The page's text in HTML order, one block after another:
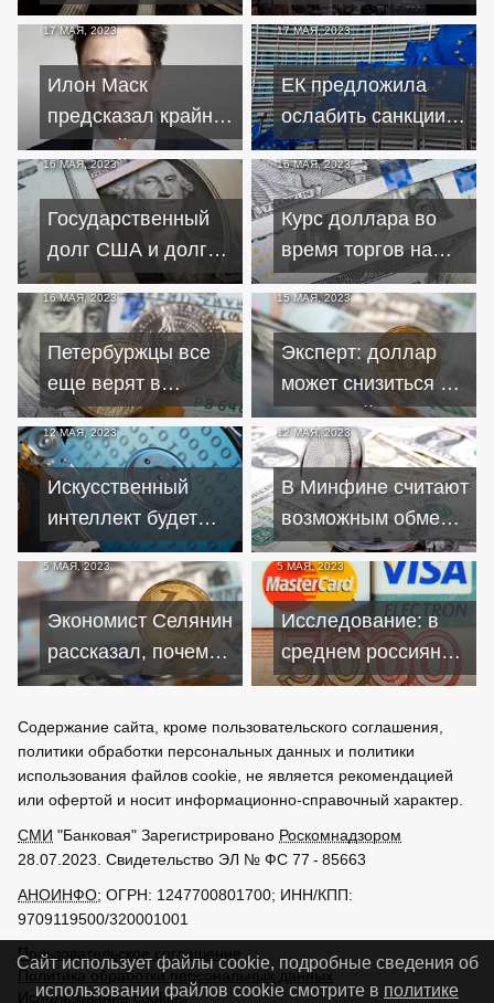
функционирования
финансовой
системы
даже накануне
кризиса 2008 года
17 МАЯ, 2023
Илон Маск
предсказал крайне
тяжелый год для
мировой экономики
17 МАЯ, 2023
ЕК предложила
ослабить санкции
против РФ для
содейстия уходу
компаний
16 МАЯ, 2023
Государственный
долг США и долги
американцев
достигли
рекордного уровня
16 МАЯ, 2023
Курс доллара во
время торгов на
бирже поднялся
выше 80 рублей
16 МАЯ, 2023
Петербуржцы все
еще верят в
доллары и евро,
открывая в них
вклады
15 МАЯ, 2023
Эксперт: доллар
может снизиться до
73 рублей до конца
месяца
12 МАЯ, 2023
Искусственный
интеллект будет
разбираться со
следующим
кризисом
12 МАЯ, 2023
В Минфине считают
возможным обмен
замороженных
активов небольших
банков
5 МАЯ, 2023
Экономист Селянин
рассказал, почему
падает доллар и
5 МАЯ, 2023
Исследование: в
среднем россияне
откладывают по
месяц
Содержание сайта, кроме пользовательского соглашения,
политики обработки персональных данных и политики
использования файлов cookie, не является рекомендацией
или офертой и носит информационно-справочный характер.
СМИ "Банковая" Зарегистрировано Роскомнадзором
28.07.2023. Свидетельство ЭЛ № ФС 77 - 85663
АНОИНФО; ОГРН: 1247700801700; ИНН/КПП:
9709119500/320001001
Пользовательское соглашение
Политика обработки персональных данных
Использование cookies
Сайт использует файлы cookie, подробные сведения об
использовании файлов cookie смотрите в политике